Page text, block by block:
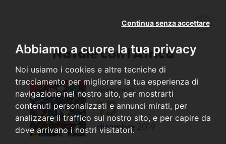
Abbiamo a cuore la tua privacy
Noi usiamo i cookies e altre tecniche di
tracciamento per migliorare la tua esperienza di
navigazione nel nostro sito, per mostrarti
contenuti personalizzati e annunci mirati, per
analizzare il traffico sul nostro sito, e per capire da
dove arrivano i nostri visitatori.
Continua senza accettare
Natale con l'Africa
domenica
15
dicembre 2019